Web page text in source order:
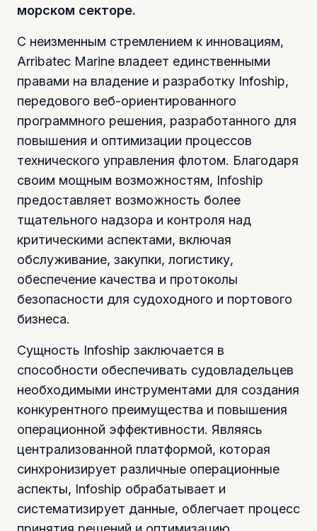
морском секторе.
С неизменным стремлением к инновациям,
Arribatec Marine владеет единственными
правами на владение и разработку Infoship,
передового веб-ориентированного
программного решения, разработанного для
повышения и оптимизации процессов
технического управления флотом. Благодаря
своим мощным возможностям, Infoship
предоставляет возможность более
тщательного надзора и контроля над
критическими аспектами, включая
обслуживание, закупки, логистику,
обеспечение качества и протоколы
безопасности для судоходного и портового
бизнеса.
Сущность Infoship заключается в
способности обеспечивать судовладельцев
необходимыми инструментами для создания
конкурентного преимущества и повышения
операционной эффективности. Являясь
централизованной платформой, которая
синхронизирует различные операционные
аспекты, Infoship обрабатывает и
систематизирует данные, облегчает процесс